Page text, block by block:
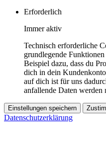
Erforderlich
Immer aktiv
Technisch erforderliche
grundlegende
Beispiel dazu, dass du
dich in dein
auf dich ist für uns
anfallende Daten werden
Einstellungen speichern
Datenschutzerklärung